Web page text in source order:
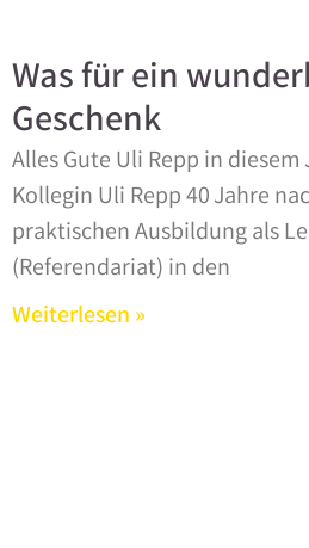
Was für ein
Geschenk
Alles Gute Uli Repp in
Kollegin Uli Repp 40 Jahre
praktischen Ausbildung als
(Referendariat) in den
Weiterlesen »